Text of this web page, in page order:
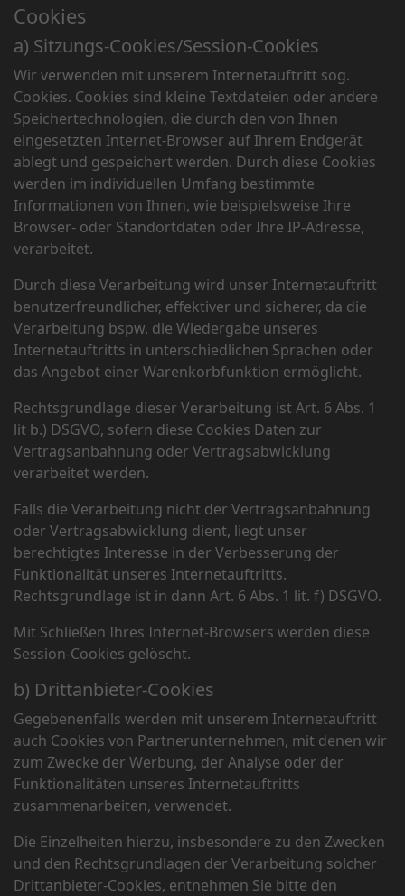
Cookies
a) Sitzungs-Cookies/Session-Cookies
Wir verwenden mit unserem Internetauftritt sog.
Cookies. Cookies sind kleine Textdateien oder andere
Speichertechnologien, die durch den von Ihnen
eingesetzten Internet-Browser auf Ihrem Endgerät
ablegt und gespeichert werden. Durch diese Cookies
werden im individuellen Umfang bestimmte
Informationen von Ihnen, wie beispielsweise Ihre
Browser- oder Standortdaten oder Ihre IP-Adresse,
verarbeitet.
Durch diese Verarbeitung wird unser Internetauftritt
benutzerfreundlicher, effektiver und sicherer, da die
Verarbeitung bspw. die Wiedergabe unseres
Internetauftritts in unterschiedlichen Sprachen oder
das Angebot einer Warenkorbfunktion ermöglicht.
Rechtsgrundlage dieser Verarbeitung ist Art. 6 Abs. 1
lit b.) DSGVO, sofern diese Cookies Daten zur
Vertragsanbahnung oder Vertragsabwicklung
verarbeitet werden.
Falls die Verarbeitung nicht der Vertragsanbahnung
oder Vertragsabwicklung dient, liegt unser
berechtigtes Interesse in der Verbesserung der
Funktionalität unseres Internetauftritts.
Rechtsgrundlage ist in dann Art. 6 Abs. 1 lit. f) DSGVO.
Mit Schließen Ihres Internet-Browsers werden diese
Session-Cookies gelöscht.
b) Drittanbieter-Cookies
Gegebenenfalls werden mit unserem Internetauftritt
auch Cookies von Partnerunternehmen, mit denen wir
zum Zwecke der Werbung, der Analyse oder der
Funktionalitäten unseres Internetauftritts
zusammenarbeiten, verwendet.
Die Einzelheiten hierzu, insbesondere zu den Zwecken
und den Rechtsgrundlagen der Verarbeitung solcher
Drittanbieter-Cookies, entnehmen Sie bitte den